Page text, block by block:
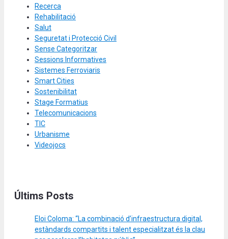
Recerca
Rehabilitació
Salut
Seguretat i Protecció Civil
Sense Categoritzar
Sessions Informatives
Sistemes Ferroviaris
Smart Cities
Sostenibilitat
Stage Formatius
Telecomunicacions
TIC
Urbanisme
Videojocs
Últims Posts
Eloi Coloma: “La combinació d’infraestructura digital,
estàndards compartits i talent especialitzat és la clau